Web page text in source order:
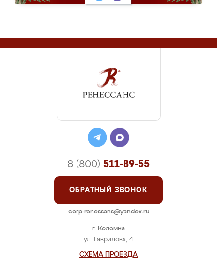
г. Коломна
ул. Гаврилова, 4
СХЕМА ПРОЕЗДА
8 (800) 511-89-55
ОБРАТНЫЙ ЗВОНОК
corp-renessans@yandex.ru